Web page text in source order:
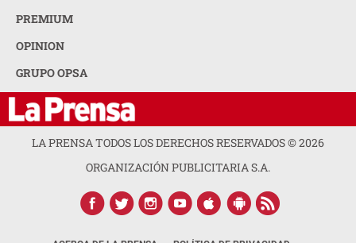
PREMIUM
OPINION
GRUPO OPSA
LA PRENSA TODOS LOS DERECHOS RESERVADOS ©2026
ORGANIZACIÓN PUBLICITARIA S.A.